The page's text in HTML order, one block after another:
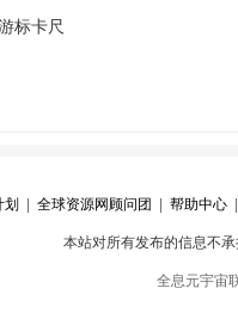
标卡尺
全球资源网顾问团 帮助中心|
本站对所有发布的信息不
全息元宇宙